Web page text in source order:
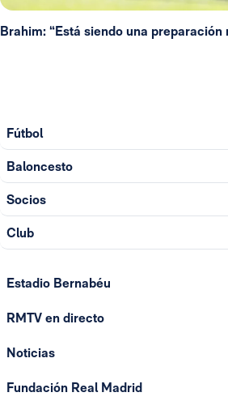
Brahim: “Está siendo una preparación
Fútbol
Baloncesto
Socios
Club
Estadio Bernabéu
RMTV en directo
Noticias
Fundación Real Madrid